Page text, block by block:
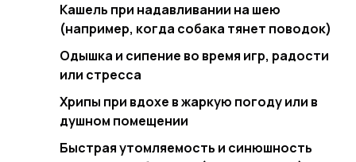
Кашель при надавливании на шею
(например, когда собака тянет поводок)
Одышка и сипение во время игр, радости
или стресса
Хрипы при вдохе в жаркую погоду или в
душном помещении
Быстрая утомляемость и синюшность